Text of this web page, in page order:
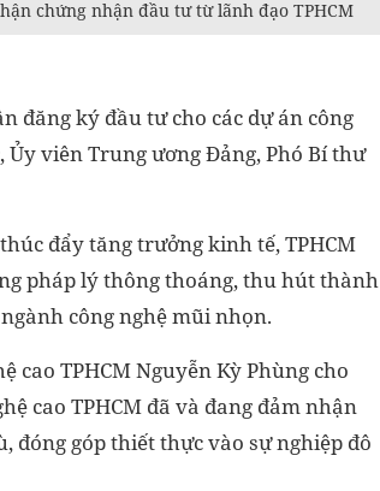
chứng nhận đầu tư từ lãnh đạo TPHCM
đăng ký đầu tư cho các dự án công
viên Trung ương Đảng, Phó Bí thư
đẩy tăng trưởng kinh tế, TPHCM
pháp lý thông thoáng, thu hút thành
công nghệ mũi nhọn.
cao TPHCM Nguyễn Kỳ Phùng cho
cao TPHCM đã và đang đảm nhận
góp thiết thực vào sự nghiệp đô